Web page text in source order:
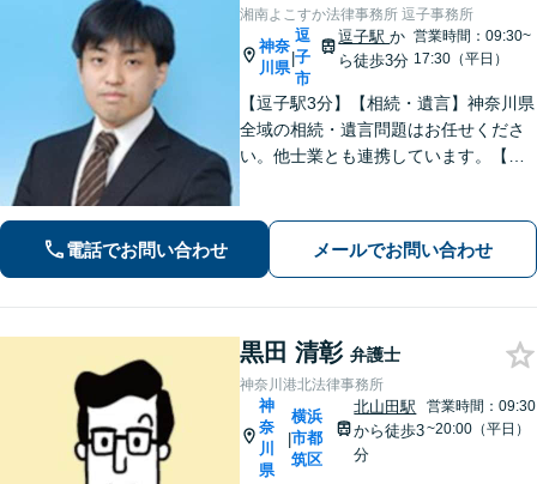
湘南よこすか法律事務所 逗子事務所
神奈
川県
|
逗
子
市
逗子駅か
ら徒歩3分
営業時間：09:30~
17:30（平日）
【逗子駅3分】【相続・遺言】神奈川県
全域の相続・遺言問題はお任せくださ
い。他士業とも連携しています。【離
【初回面談無料】【夜間・休日は予約
で対応可】【法テラス可】
電話でお問い合わせ メールでお問い合わせ
黒田 清彰 弁護士
神奈川港北法律事務所
神
奈
川
県
|
横浜
市都
筑区
北山田駅
から徒歩3
分
営業時間：09:30
~20:00（平日）